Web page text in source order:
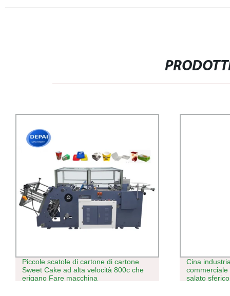
Piccole scatole di cartone di cartone
Sweet Cake ad alta velocità 800c che
erigano Fare macchina
Cina
salato